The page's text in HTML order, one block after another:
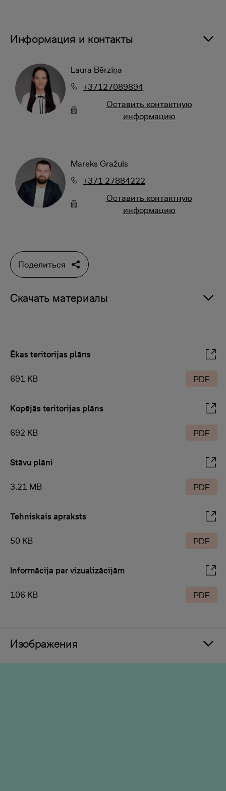
Информация и контакты
Laura Bērziņa
+37127089894
Oставить контактную
информацию
Mareks Gražuls
+371 27884222
Oставить контактную
информацию
Поделиться
Скачать материалы
Ēkas teritorijas plāns
691 KB PDF
Kopējās teritorijas plāns
692 KB PDF
Stāvu plāni
3.21 MB PDF
Tehniskais apraksts
50 KB PDF
Informācija par vizualizācijām
106 KB PDF
Изображения